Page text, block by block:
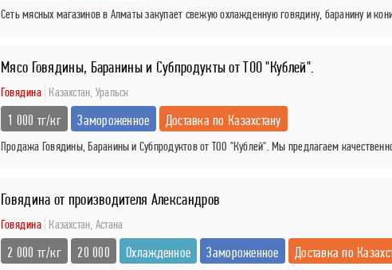
Сеть мясных магазинов в Алматы закупает свежую охлажденную говядину, баранину и
Мясо Говядины, Баранины и Субпродукты от ТОО "Кублей".
Говядина Казахстан, Уральск
1 000 тг/кг Замороженное Доставка по Казахстану
Продажа Говядины, Баранины и Субпродуктов от ТОО "Кублей". Мы предлагаем
Говядина от производителя Александров
Говядина Казахстан, Астана
2 000 тг/кг 20 000 Охлажденное Замороженное Доставка по